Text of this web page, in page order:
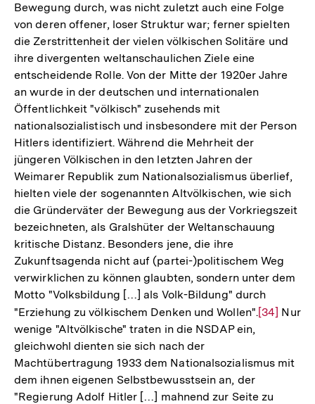
Bewegung durch, was nicht zuletzt auch eine Folge
von deren offener, loser Struktur war; ferner spielten
die Zerstrittenheit der vielen völkischen Solitäre und
ihre divergenten weltanschaulichen Ziele eine
entscheidende Rolle. Von der Mitte der 1920er Jahre
an wurde in der deutschen und internationalen
Öffentlichkeit "völkisch" zusehends mit
nationalsozialistisch und insbesondere mit der Person
Hitlers identifiziert. Während die Mehrheit der
jüngeren Völkischen in den letzten Jahren der
Weimarer Republik zum Nationalsozialismus überlief,
hielten viele der sogenannten Altvölkischen, wie sich
die Gründerväter der Bewegung aus der Vorkriegszeit
bezeichneten, als Gralshüter der Weltanschauung
kritische Distanz. Besonders jene, die ihre
Zukunftsagenda nicht auf (partei-)politischem Weg
verwirklichen zu können glaubten, sondern unter dem
Motto "Volksbildung […] als Volk-Bildung" durch
"Erziehung zu völkischem Denken und Wollen".Zur
Fußnote
[34] Nur
wenige "Altvölkische" traten in die NSDAP ein,
gleichwohl dienten sie sich nach der
Machtübertragung 1933 dem Nationalsozialismus mit
dem ihnen eigenen Selbstbewusstsein an, der
"Regierung Adolf Hitler […] mahnend zur Seite zu